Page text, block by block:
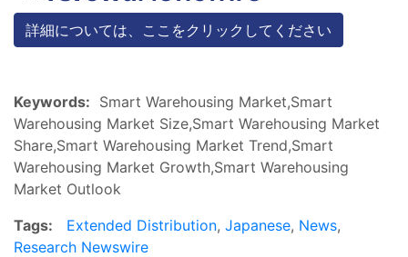
詳細については、ここをクリックしてください
Keywords: Smart Warehousing Market,Smart
Warehousing Market Size,Smart Warehousing Market
Share,Smart Warehousing Market Trend,Smart
Warehousing Market Growth,Smart Warehousing
Market Outlook
Tags:
Extended Distribution, Japanese, News,
Research Newswire